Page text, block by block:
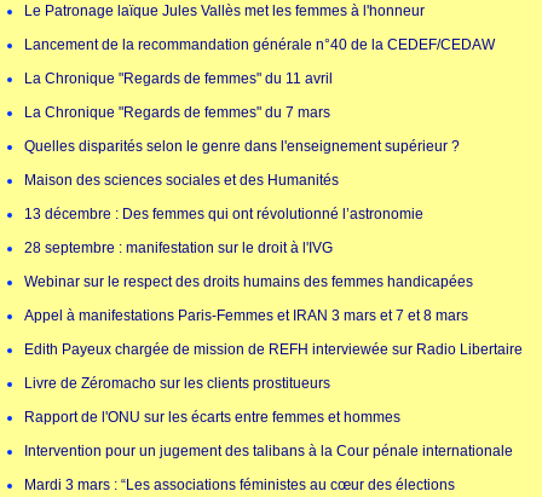
Le Patronage laïque Jules Vallès met les femmes à l'honneur
Lancement de la recommandation générale n°40 de la CEDEF/CEDAW
La Chronique "Regards de femmes" du 11 avril
La Chronique "Regards de femmes" du 7 mars
Quelles disparités selon le genre dans l'enseignement supérieur ?
Maison des sciences sociales et des Humanités
13 décembre : Des femmes qui ont révolutionné l’astronomie
28 septembre : manifestation sur le droit à l'IVG
Webinar sur le respect des droits humains des femmes handicapées
Appel à manifestations Paris-Femmes et IRAN 3 mars et 7 et 8 mars
Edith Payeux chargée de mission de REFH interviewée sur Radio Libertaire
Livre de Zéromacho sur les clients prostitueurs
Rapport de l'ONU sur les écarts entre femmes et hommes
Intervention pour un jugement des talibans à la Cour pénale internationale
Mardi 3 mars : “Les associations féministes au cœur des élections